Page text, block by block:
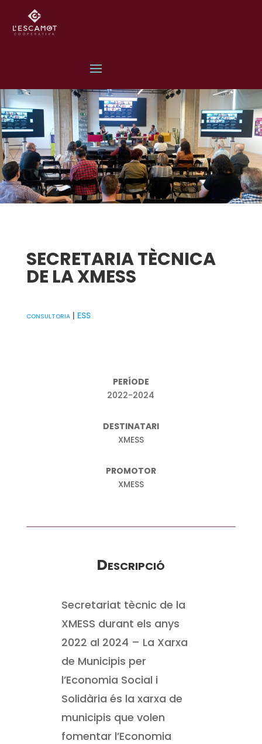
SECRETARIA TÈCNICA
DE LA XMESS
consultoria| ESS
PERÍODE
2022-2024
DESTINATARI
XMESS
PROMOTOR
XMESS
Descripció
Secretariat tècnic de la
XMESS durant els anys
2022 al 2024 – La Xarxa
de Municipis per
l’Economia Social i
Solidària és la xarxa de
municipis que volen
fomentar l’Economia